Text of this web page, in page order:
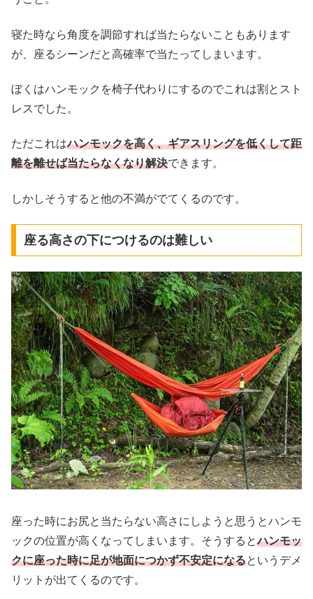
寝た時なら角度を調節すれば当たらないこともあります
が、座るシーンだと高確率で当たってしまいます。
ぼくはハンモックを椅子代わりにするのでこれは割とスト
レスでした。
ただこれはハンモックを高く、ギアスリングを低くして距
離を離せば当たらなくなり解決できます。
しかしそうすると他の不満がでてくるのです。
座る高さの下につけるのは難しい
座った時にお尻と当たらない高さにしようと思うとハンモ
ックの位置が高くなってしまいます。そうするとハンモッ
クに座った時に足が地面につかず不安定になるというデメ
リットが出てくるのです。